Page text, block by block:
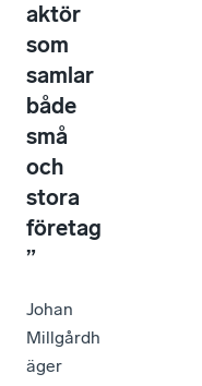
aktör
som
samlar
både
små
och
stora
företag
”
Johan
Millgårdh
äger